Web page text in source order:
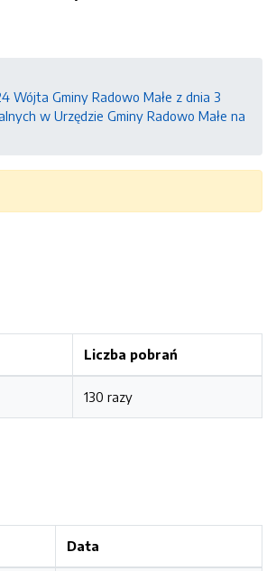
Wójta Gminy Radowo Małe z dnia 3
w Urzędzie Gminy Radowo Małe na
Liczba pobrań
130 razy
Data